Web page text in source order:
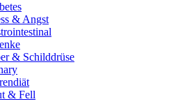
& Angst
& Schilddrüse
& Fell